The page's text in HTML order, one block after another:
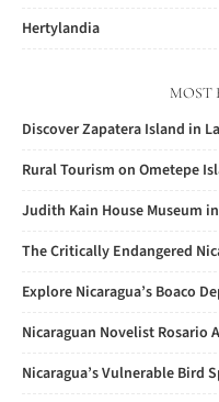
Hertylandia
MOST
Discover Zapatera Island in
Rural Tourism on Ometepe
Judith Kain House Museum
The Critically Endangered
Explore Nicaragua’s Boaco
Nicaraguan Novelist Rosario
Nicaragua’s Vulnerable Bird